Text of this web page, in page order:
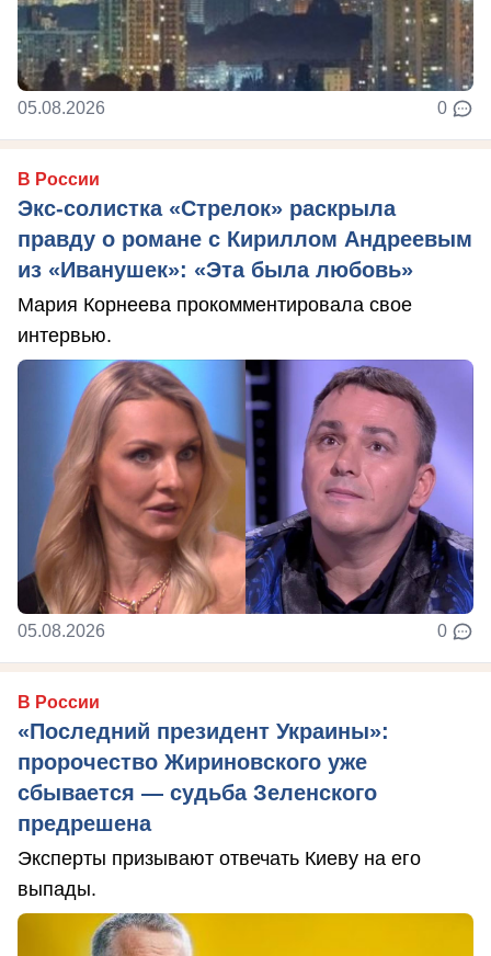
05.08.2026 0
В России
Экс-солистка «Стрелок» раскрыла
правду о романе с Кириллом Андреевым
из «Иванушек»: «Эта была любовь»
Мария Корнеева прокомментировала свое
интервью.
05.08.2026 0
В России
«Последний президент Украины»:
пророчество Жириновского уже
сбывается — судьба Зеленского
предрешена
Эксперты призывают отвечать Киеву на его
выпады.